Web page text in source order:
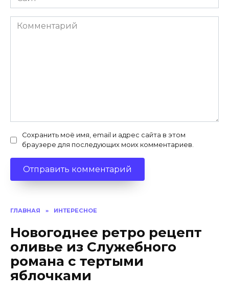
ГЛАВНАЯ » ИНТЕРЕСНОЕ
Новогоднее ретро рецепт
оливье из Служебного
романа с тертыми
яблочками
Комментарий
Сохранить моё имя, email и адрес сайта в этом
браузере для последующих моих комментариев.